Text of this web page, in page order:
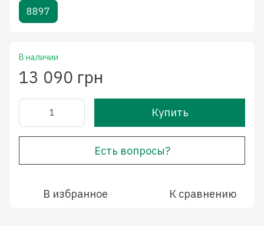
8897
В наличии
13 090 грн
Купить
Есть вопросы?
В избранное К сравнению